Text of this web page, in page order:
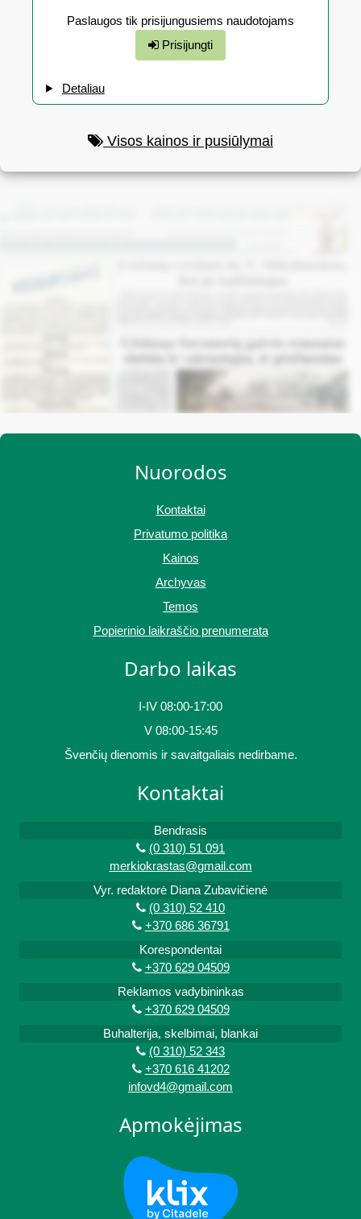
Paslaugos tik prisijungusiems naudotojams
Prisijungti
Detaliau
Visos kainos ir pusiūlymai
Nuorodos
Kontaktai
Privatumo politika
Kainos
Archyvas
Temos
Popierinio laikraščio prenumerata
Darbo laikas
I-IV 08:00-17:00
V 08:00-15:45
Švenčių dienomis ir savaitgaliais nedirbame.
Kontaktai
Bendrasis
(0 310) 51 091
merkiokrastas@gmail.com
Vyr. redaktorė Diana Zubavičienė
(0 310) 52 410
+370 686 36791
Korespondentai
+370 629 04509
Reklamos vadybininkas
+370 629 04509
Buhalterija, skelbimai, blankai
(0 310) 52 343
+370 616 41202
infovd4@gmail.com
Apmokėjimas